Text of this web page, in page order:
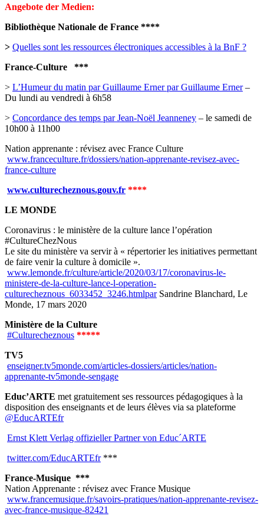
Angebote der Medien:
Bibliothèque Nationale de France ****
> Quelles sont les ressources électroniques accessibles à la BnF ?
France-Culture ***
> L’Humeur du matin par Guillaume Erner par Guillaume Erner–
Du lundi au vendredi à 6h58
> Concordance des temps par Jean-Noël Jeanneney – le samedi de
10h00 à 11h00
Nation apprenante : révisez avec France Culture
www.franceculture.fr/dossiers/nation-apprenante-revisez-avec-
france-culture
www.culturecheznous.gouv.fr ****
LE MONDE
Coronavirus : le ministère de la culture lance l’opération
#CultureChezNous
Le site du ministère va servir à « répertorier les initiatives permettant
de faire venir la culture à domicile ».
www.lemonde.fr/culture/article/2020/03/17/coronavirus-le-
ministere-de-la-culture-lance-l-operation-
culturecheznous_6033452_3246.htmlparSandrine Blanchard, Le
Monde, 17 mars 2020
Ministère de la Culture
#Culturecheznous *****
TV5
enseigner.tv5monde.com/articles-dossiers/articles/nation-
apprenante-tv5monde-sengage
Educ’ARTE met gratuitement ses ressources pédagogiques à la
disposition des enseignants et de leurs élèves via sa plateforme
@EducARTEfr
Ernst Klett Verlag offizieller Partner von Educ´ARTE
twitter.com/EducARTEfr***
France-Musique ***
Nation Apprenante : révisez avec France Musique
www.francemusique.fr/savoirs-pratiques/nation-apprenante-revisez-
avec-france-musique-82421